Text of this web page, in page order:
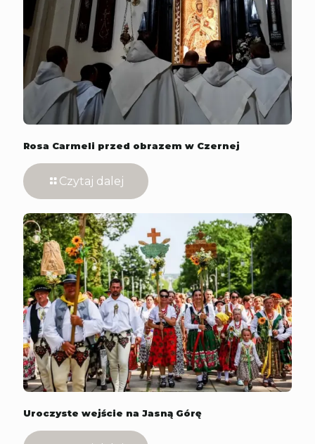
Rosa Carmeli przed obrazem w Czernej
Czytaj dalej
Uroczyste wejście na Jasną Górę